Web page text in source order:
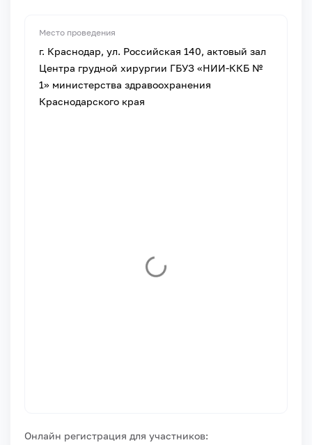
Место проведения
г. Краснодар, ул. Российская 140, актовый зал
Центра грудной хирургии ГБУЗ «НИИ-ККБ №
1» министерства здравоохранения
Краснодарского края
Онлайн регистрация для участников: